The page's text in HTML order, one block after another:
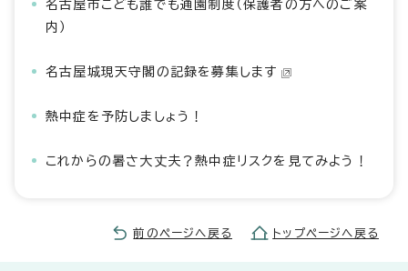
名古屋市こども誰でも通園制度（保護者の方へのご案
内）
名古屋城現天守閣の記録を募集します
熱中症を予防しましょう！
これからの暑さ大丈夫？熱中症リスクを見てみよう！
前のページへ戻る トップページへ戻る